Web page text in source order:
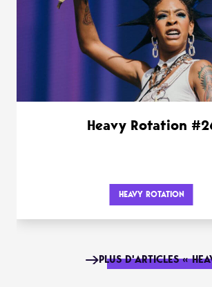
Heavy Rotation
HEAVY ROTATION
PLUS D'ARTICLES «